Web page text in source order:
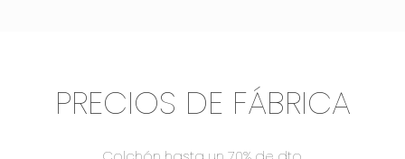
PRECIOS DE FÁBRICA